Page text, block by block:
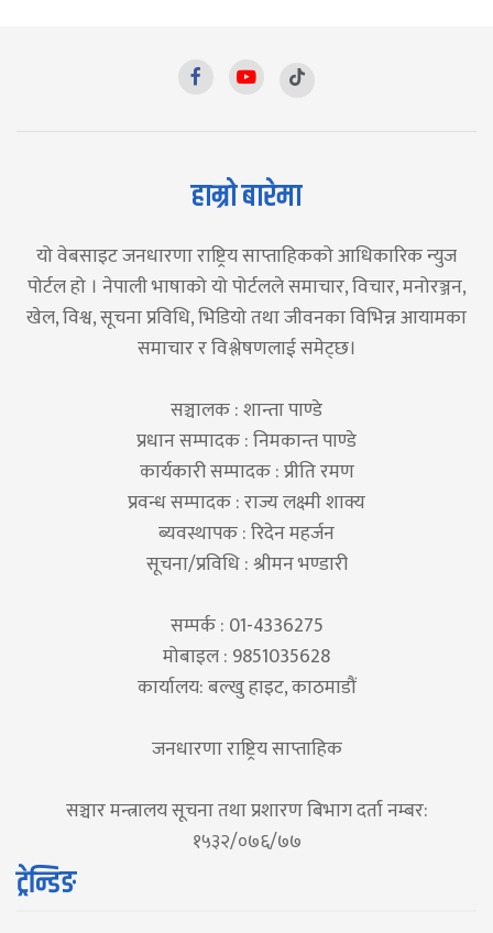
हाम्रो बारेमा
यो वेबसाइट जनधारणा राष्ट्रिय साप्ताहिकको आधिकारिक न्युज
पोर्टल हो । नेपाली भाषाको यो पोर्टलले समाचार, विचार, मनोरञ्जन,
खेल, विश्व, सूचना प्रविधि, भिडियो तथा जीवनका विभिन्न आयामका
समाचार र विश्लेषणलाई समेट्छ।
सञ्चालक : शान्ता पाण्डे
प्रधान सम्पादक : निमकान्त पाण्डे
कार्यकारी सम्पादक : प्रीति रमण
प्रवन्ध सम्पादक : राज्य लक्ष्मी शाक्य
ब्यवस्थापक : रिदेन महर्जन
सूचना/प्रविधि : श्रीमन भण्डारी
सम्पर्क : 01-4336275
मोबाइल : 9851035628
कार्यालय: बल्खु हाइट, काठमाडौं
जनधारणा राष्ट्रिय साप्ताहिक
सञ्चार मन्त्रालय सूचना तथा प्रशारण बिभाग दर्ता नम्बर:
१५३२/०७६/७७
ट्रेन्डिङ